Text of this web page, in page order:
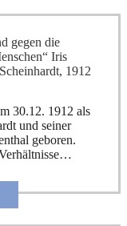
gegen die
Iris
1912
30.12. 1912 als
und seiner
geboren.